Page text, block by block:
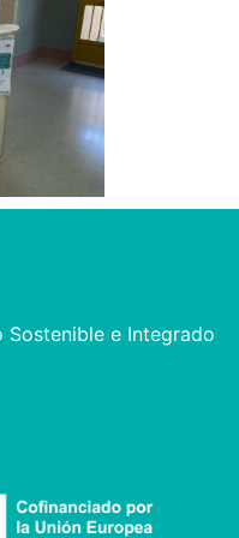
Sostenible e Integrado